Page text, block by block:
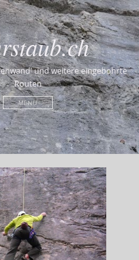
und weitere eingebohrte
Routen
MENU